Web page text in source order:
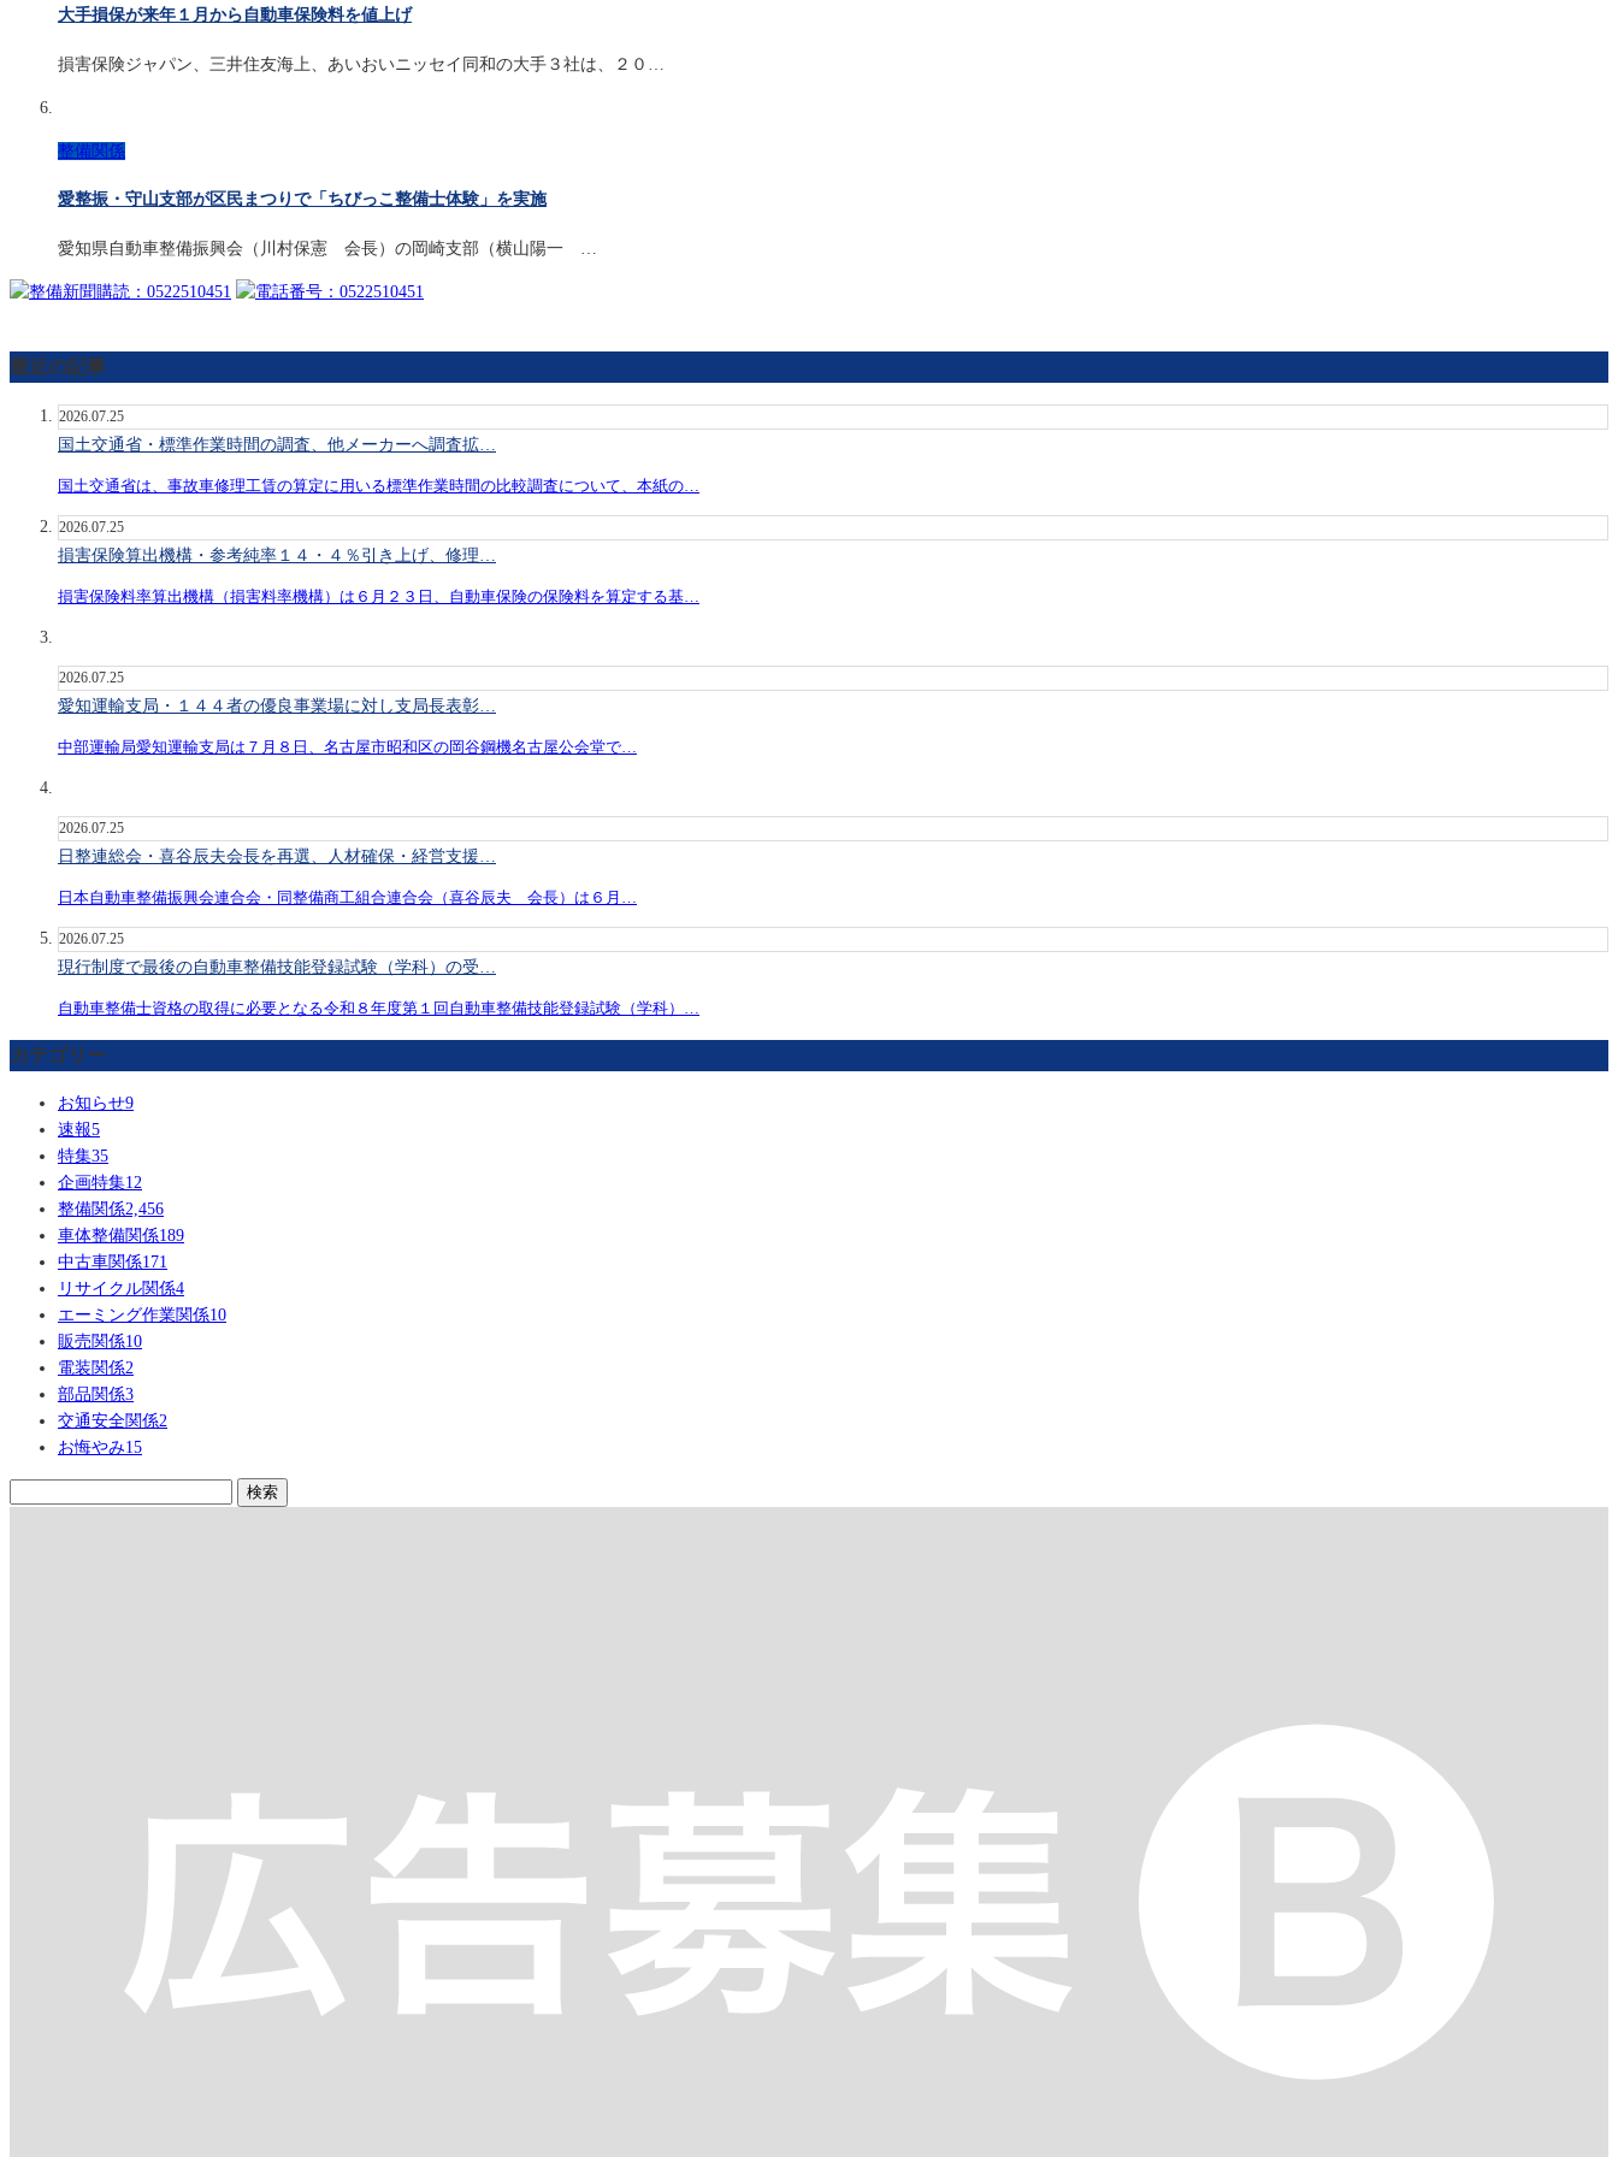
大手損保が来年１月から自動車保険料を値上げ
損害保険ジャパン、三井住友海上、あいおいニッセイ同和の大手３社は、２０…
整備関係
愛整振・守山支部が区民まつりで「ちびっこ整備士体験」を実施
愛知県自動車整備振興会（川村保憲 会長）の岡崎支部（横山陽一 …
最近の記事
2026.07.25
国土交通省・標準作業時間の調査、他メーカーへ調査拡…
国土交通省は、事故車修理工賃の算定に用いる標準作業時間の比較調査について、本紙の…
2026.07.25
損害保険算出機構・参考純率１４・４％引き上げ、修理…
損害保険料率算出機構（損害料率機構）は６月２３日、自動車保険の保険料を算定する基…
2026.07.25
愛知運輸支局・１４４者の優良事業場に対し支局長表彰…
中部運輸局愛知運輸支局は７月８日、名古屋市昭和区の岡谷鋼機名古屋公会堂で…
2026.07.25
日整連総会・喜谷辰夫会長を再選、人材確保・経営支援…
日本自動車整備振興会連合会・同整備商工組合連合会（喜谷辰夫 会長）は６月…
2026.07.25
現行制度で最後の自動車整備技能登録試験（学科）の受…
自動車整備士資格の取得に必要となる令和８年度第１回自動車整備技能登録試験（学科）…
カテゴリー
お知らせ9
速報5
特集35
企画特集12
整備関係2,456
車体整備関係189
中古車関係171
リサイクル関係4
エーミング作業関係10
販売関係10
電装関係2
部品関係3
交通安全関係2
お悔やみ15